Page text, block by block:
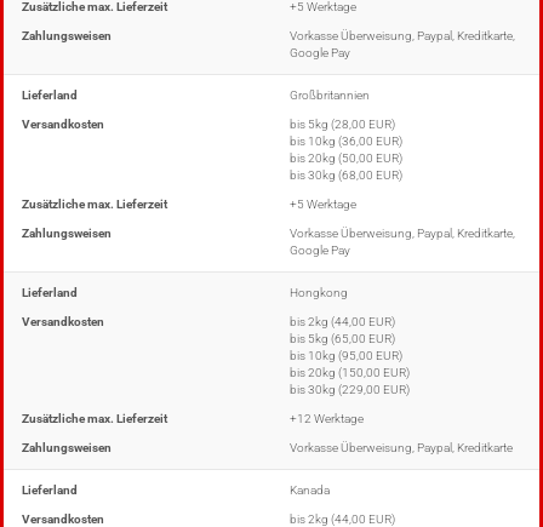
Zusätzliche max. Lieferzeit +5 Werktage
Zahlungsweisen
Vorkasse Überweisung, Paypal, Kreditkarte,
Google Pay
Lieferland Großbritannien
Versandkosten
bis 5kg (28,00 EUR)
bis 10kg (36,00 EUR)
bis 20kg (50,00 EUR)
bis 30kg (68,00 EUR)
Zusätzliche max. Lieferzeit +5 Werktage
Zahlungsweisen
Vorkasse Überweisung, Paypal, Kreditkarte,
Google Pay
Lieferland Hongkong
Versandkosten
bis 2kg (44,00 EUR)
bis 5kg (65,00 EUR)
bis 10kg (95,00 EUR)
bis 20kg (150,00 EUR)
bis 30kg (229,00 EUR)
Zusätzliche max. Lieferzeit +12 Werktage
Zahlungsweisen Vorkasse Überweisung, Paypal, Kreditkarte
Lieferland Kanada
Versandkosten
bis 2kg (44,00 EUR)